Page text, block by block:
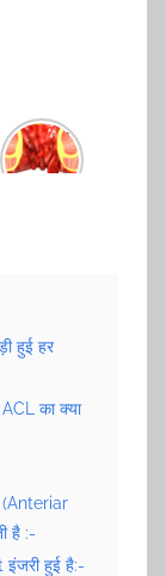
लैट्रिन में
खून क्यों
हुई हर
का क्या
है :-
हुई है:-